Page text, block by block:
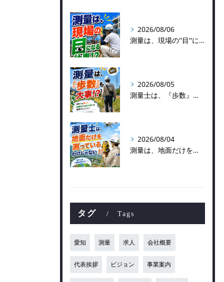
2026/08/06
測量は、現場の''目''になる仕事！？
2026/08/05
測量士は、『歩数』も大事！？
2026/08/04
測量は、地面だけを測っているわけじゃない！？👷📡
タグ Tags
愛知 測量 求人 会社概要
代表挨拶 ビジョン 事業案内